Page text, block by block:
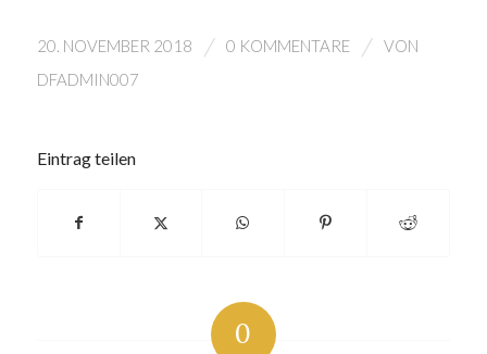
20. NOVEMBER 2018 / 0 KOMMENTARE / VON
DFADMIN007
Eintrag teilen
0